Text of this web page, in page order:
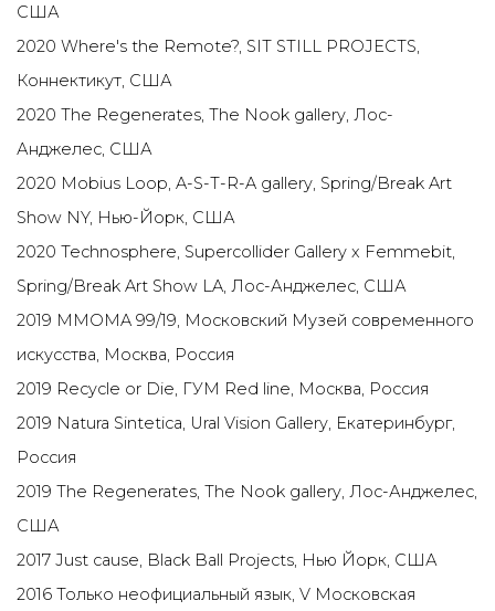
США
2020 Where's the Remote?, SIT STILL PROJECTS,
Коннектикут, США
2020 The Regenerates, The Nook gallery, Лос-
Анджелес, США
2020 Mobius Loop, A-S-T-R-A gallery, Spring/Break Art
Show NY, Нью-Йорк, США
2020 Technosphere, Supercollider Gallery x Femmebit,
Spring/Break Art Show LA, Лос-Анджелес, США
2019 MMOMA 99/19, Московский Музей современного
искусства, Москва, Россия
2019 Recycle or Die, ГУМ Red line, Москва, Россия
2019 Natura Sintetica, Ural Vision Gallery, Екатеринбург,
Россия
2019 The Regenerates, The Nook gallery, Лос-Анджелес,
США
2017 Just cause, Black Ball Projects, Нью Йорк, США
2016 Только неофициальный язык, V Московская